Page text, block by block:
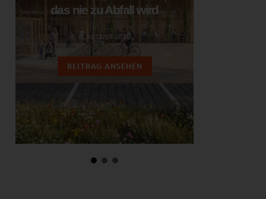
das nie zu Abfall wird
6. AUGUST 2026
BEITRAG ANSEHEN